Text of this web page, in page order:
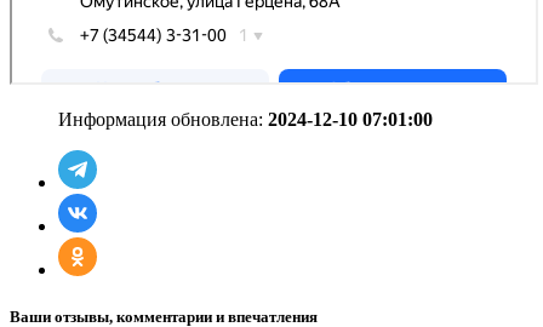
Информация обновлена: 2024-12-10 07:01:00
Ваши отзывы, комментарии и впечатления